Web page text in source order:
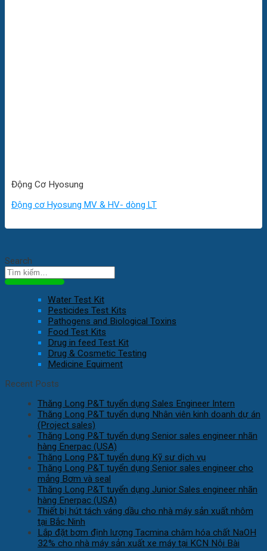
Động Cơ Hyosung
Động cơ Hyosung MV & HV- dòng LT
Search
Water Test Kit
Pesticides Test Kits
Pathogens and Biological Toxins
Food Test Kits
Drug in feed Test Kit
Drug & Cosmetic Testing
Medicine Equiment
Recent Posts
Thăng Long P&T tuyển dụng Sales Engineer Intern
Thăng Long P&T tuyển dụng Nhân viên kinh doanh dự án
(Project sales)
Thăng Long P&T tuyển dụng Senior sales engineer nhãn
hàng Enerpac (USA)
Thăng Long P&T tuyển dụng Kỹ sư dịch vụ
Thăng Long P&T tuyển dụng Senior sales engineer cho
mảng Bơm và seal
Thăng Long P&T tuyển dụng Junior Sales engineer nhãn
hàng Enerpac (USA)
Thiết bị hút tách váng dầu cho nhà máy sản xuất nhôm
tại Bắc Ninh
Lắp đặt bơm định lượng Tacmina châm hóa chất NaOH
32% cho nhà máy sản xuất xe máy tại KCN Nội Bài